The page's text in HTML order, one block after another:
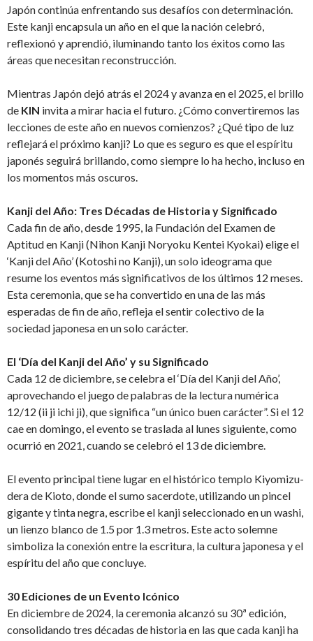
Japón continúa enfrentando sus desafíos con determinación.
Este kanji encapsula un año en el que la nación celebró,
reflexionó y aprendió, iluminando tanto los éxitos como las
áreas que necesitan reconstrucción.
Mientras Japón dejó atrás el 2024 y avanza en el 2025, el brillo
de KIN invita a mirar hacia el futuro. ¿Cómo convertiremos las
lecciones de este año en nuevos comienzos? ¿Qué tipo de luz
reflejará el próximo kanji? Lo que es seguro es que el espíritu
japonés seguirá brillando, como siempre lo ha hecho, incluso en
los momentos más oscuros.
Kanji del Año: Tres Décadas de Historia y Significado
Cada fin de año, desde 1995, la Fundación del Examen de
Aptitud en Kanji (Nihon Kanji Noryoku Kentei Kyokai) elige el
‘Kanji del Año’ (Kotoshi no Kanji), un solo ideograma que
resume los eventos más significativos de los últimos 12 meses.
Esta ceremonia, que se ha convertido en una de las más
esperadas de fin de año, refleja el sentir colectivo de la
sociedad japonesa en un solo carácter.
El ‘Día del Kanji del Año’ y su Significado
Cada 12 de diciembre, se celebra el ‘Día del Kanji del Año’,
aprovechando el juego de palabras de la lectura numérica
12/12 (ii ji ichi ji), que significa “un único buen carácter”. Si el 12
cae en domingo, el evento se traslada al lunes siguiente, como
ocurrió en 2021, cuando se celebró el 13 de diciembre.
El evento principal tiene lugar en el histórico templo Kiyomizu-
dera de Kioto, donde el sumo sacerdote, utilizando un pincel
gigante y tinta negra, escribe el kanji seleccionado en un washi,
un lienzo blanco de 1.5 por 1.3 metros. Este acto solemne
simboliza la conexión entre la escritura, la cultura japonesa y el
espíritu del año que concluye.
30 Ediciones de un Evento Icónico
En diciembre de 2024, la ceremonia alcanzó su 30ª edición,
consolidando tres décadas de historia en las que cada kanji ha